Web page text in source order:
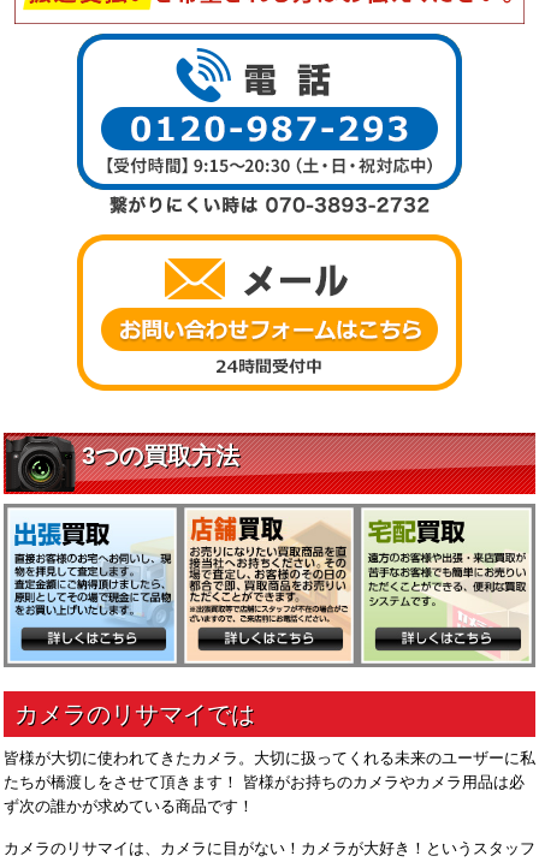
皆様が大切に使われてきたカメラ。大切に扱ってくれる未来のユーザーに私
たちが橋渡しをさせて頂きます！ 皆様がお持ちのカメラやカメラ用品は必
ず次の誰かが求めている商品です！
カメラのリサマイは、カメラに目がない！カメラが大好き！というスタッフ